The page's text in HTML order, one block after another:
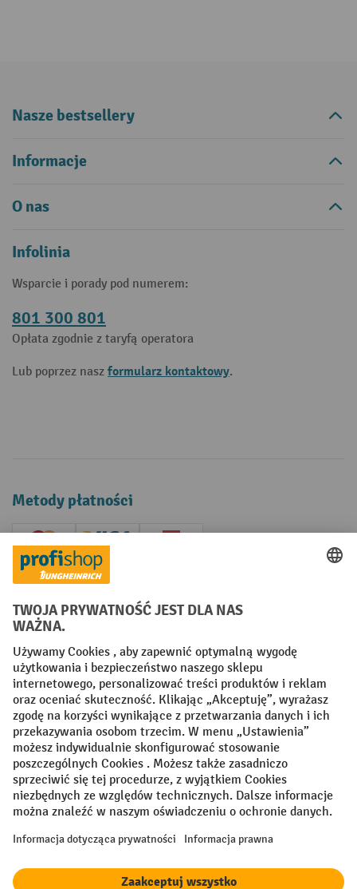
Nasze bestsellery
Informacje
O nas
Infolinia
Wsparcie i porady pod numerem:
801 300 801
Opłata zgodnie z taryfą operatora
Lub poprzez nasz formularz kontaktowy.
Metody płatności
Creditcard (Master)Creditcard (Visa)
Factura Przedpłata
Sieci społecznościowe
Facebook
YouTube
LinkedIn
Instagram
Regulamin Impressum PL
Oświadczenie o ochronie danych
Ustawienia prywatności
All prices excl. VAT plusshipping costsand possible delivery charges,